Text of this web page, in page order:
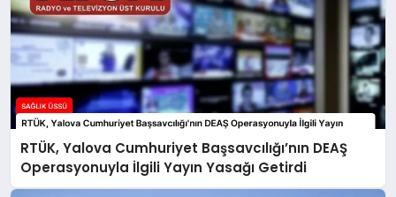
RTÜK, Yalova Cumhuriyet Başsavcılığı’nın DEAŞ
Operasyonuyla İlgili Yayın Yasağı Getirdi